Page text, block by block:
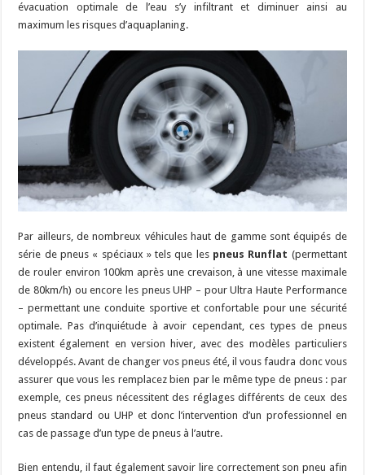
évacuation optimale de l’eau s’y infiltrant et diminuer ainsi au
maximum les risques d’aquaplaning.
Par ailleurs, de nombreux véhicules haut de gamme sont équipés de
série de pneus « spéciaux » tels que les pneus Runflat (permettant
de rouler environ 100km après une crevaison, à une vitesse maximale
de 80km/h) ou encore les pneus UHP – pour Ultra Haute Performance
– permettant une conduite sportive et confortable pour une sécurité
optimale. Pas d’inquiétude à avoir cependant, ces types de pneus
existent également en version hiver, avec des modèles particuliers
développés. Avant de changer vos pneus été, il vous faudra donc vous
assurer que vous les remplacez bien par le même type de pneus : par
exemple, ces pneus nécessitent des réglages différents de ceux des
pneus standard ou UHP et donc l’intervention d’un professionnel en
cas de passage d’un type de pneus à l’autre.
Bien entendu, il faut également savoir lire correctement son pneu afin